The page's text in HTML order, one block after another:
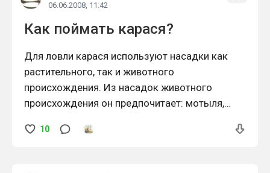
06.06.2008, 11:42
Как поймать карася?
Для ловли карася используют насадки как
растительного, так и животного
происхождения. Из насадок животного
происхождения он предпочитает: мотыля,
земляного). Иногда неплохие результаты дает
10